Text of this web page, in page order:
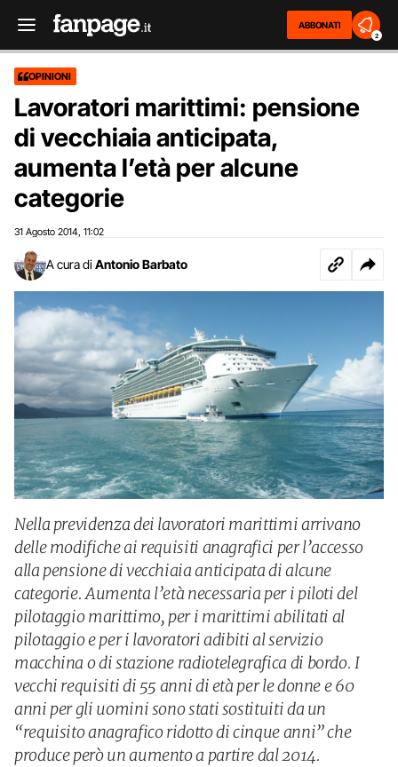
ABBONATI
2
OPINIONI
Lavoratori marittimi: pensione
di vecchiaia anticipata,
aumenta l’età per alcune
categorie
31 Agosto 2014 11:02
A cura di Antonio Barbato
Nella previdenza dei lavoratori marittimi arrivano
delle modifiche ai requisiti anagrafici per l’accesso
alla pensione di vecchiaia anticipata di alcune
categorie. Aumenta l’età necessaria per i piloti del
pilotaggio marittimo, per i marittimi abilitati al
pilotaggio e per i lavoratori adibiti al servizio
macchina o di stazione radiotelegrafica di bordo. I
vecchi requisiti di 55 anni di età per le donne e 60
anni per gli uomini sono stati sostituiti da un
“requisito anagrafico ridotto di cinque anni” che
produce però un aumento a partire dal 2014.